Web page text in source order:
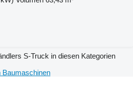
S-Truck in diesen Kategorien
Baumaschinen